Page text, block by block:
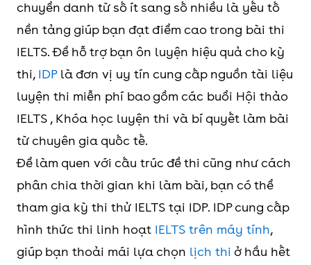
chuyển danh từ số ít sang số nhiều là yếu tố
nền tảng giúp bạn đạt điểm cao trong bài thi
IELTS. Để hỗ trợ bạn ôn luyện hiệu quả cho kỳ
thi, IDPlà đơn vị uy tín cung cấp nguồn tài liệu
luyện thi miễn phí bao gồm các buổi Hội thảo
IELTS , Khóa học luyện thi và bí quyết làm bài
từ chuyên gia quốc tế.
Để làm quen với cấu trúc đề thi cũng như cách
phân chia thời gian khi làm bài, bạn có thể
tham gia kỳ thi thử IELTS tại IDP. IDP cung cấp
hình thức thi linh hoạt IELTS trên máy tính,
giúp bạn thoải mái lựa chọn lịch thi ở hầu hết